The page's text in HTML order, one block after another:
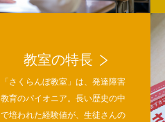
教室の特長
「さくらんぼ教室」は、発達障害
教育のパイオニア。長い歴史の中
で培われた経験値が、生徒さんの